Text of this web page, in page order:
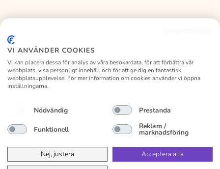
Om kalaslagret
Byte/retur
Köpvillkor
Privacy Policy
VI ANVÄNDER COOKIES
Vi kan placera dessa för analys av våra besökardata, för att förbättra vår
webbplats, visa personligt innehåll och för att ge dig en fantastisk
webbplatsupplevelse. För mer information om cookies använder vi öppna
inställningarna.
Nödvändig Prestanda
Funktionell Reklam /
marknadsföring
Nej, justera
Acceptera alla